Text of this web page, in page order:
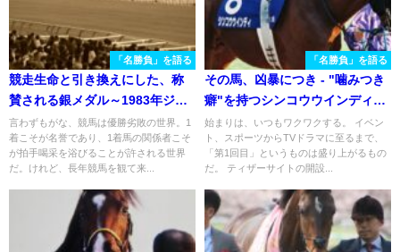
「名勝負」を語る
競走生命と引き換えにした、称
賛される銀メダル～1983年ジャ
パンカップ
言わずもがな、競馬は優勝劣敗の世界。1
着こそが名誉であり、1着馬の関係者こそ
が拍手喝采を浴びることが許される世界
だ。けれど、長年競馬を観て来...
「名勝負」を語る
その馬、凶暴につき - "噛みつき
癖"を持つシンコウウインディが
制した、ＧⅠ昇格第１回目のフ
ェブラリーステークスを振り返
る。
始まりは、いつもワクワクする。 イベン
ト、スポーツからTVドラマに至るまで、
「第1回目」というものは盛り上がるもの
だ。 ティザーサイトの開設...